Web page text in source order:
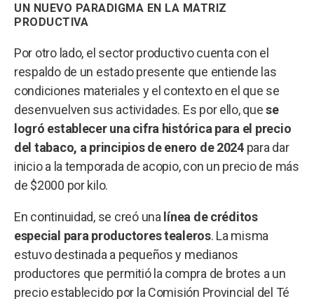
UN NUEVO PARADIGMA EN LA MATRIZ
PRODUCTIVA
Por otro lado, el sector productivo cuenta con el
respaldo de un estado presente que entiende las
condiciones materiales y el contexto en el que se
desenvuelven sus actividades. Es por ello, quese
logró establecer una cifra histórica para el precio
del tabaco, a principios de enero de 2024para dar
inicio a la temporada de acopio, con un precio de más
de $2000 por kilo.
En continuidad, se creó una línea de créditos
especial para productores tealeros. La misma
estuvo destinada a pequeños y medianos
productores que permitió la compra de brotes a un
precio establecido por la Comisión Provincial del Té